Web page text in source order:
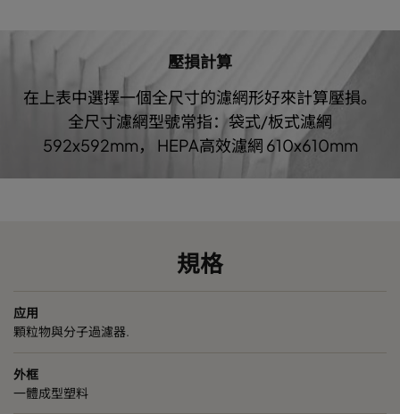
0185/640 ePM1 85% 490
ePM1 85%
0185/520
壓損計算
在上表中選擇一個全尺寸的濾網形好來計算壓損。
全尺寸濾網型號常指：袋式/板式濾網
592x592mm， HEPA高效濾網 610x610mm
規格
应用
顆粒物與分子過濾器.
外框
一體成型塑料